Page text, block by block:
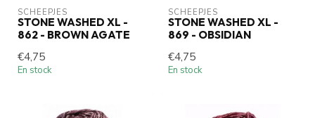
SCHEEPJES
STONE WASHED XL -
862 - BROWN AGATE
€4,75
En stock
SCHEEPJES
STONE WASHED XL -
869 - OBSIDIAN
€4,75
En stock